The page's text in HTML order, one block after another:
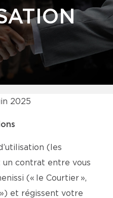
2025
(les
un contrat entre vous
(« le Courtier »,
») et régissent votre